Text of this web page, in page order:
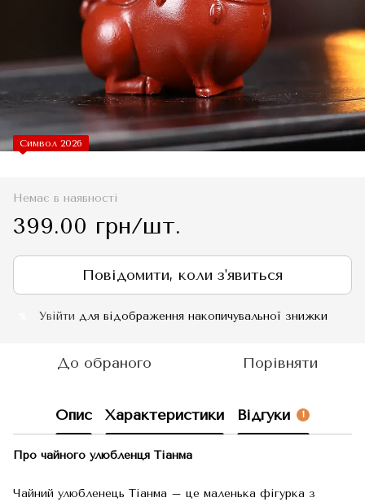
Символ 2026
Немає в наявності
399.00 грн/шт.
Повідомити, коли з'явиться
Увійти для відображення накопичувальної знижки
До обраного Порівняти
Опис Характеристики Відгуки 1
Про чайного улюбленця Тіанма
Чайний улюбленець Тіанма – це маленька фігурка з